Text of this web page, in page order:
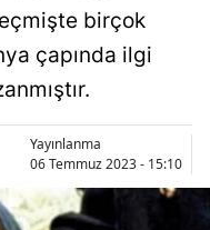
Artvin
Balıkesir
Bilecik
Bingöl
birçok
çapında ilgi
Yayınlanma
06 Temmuz 2023 - 15:10